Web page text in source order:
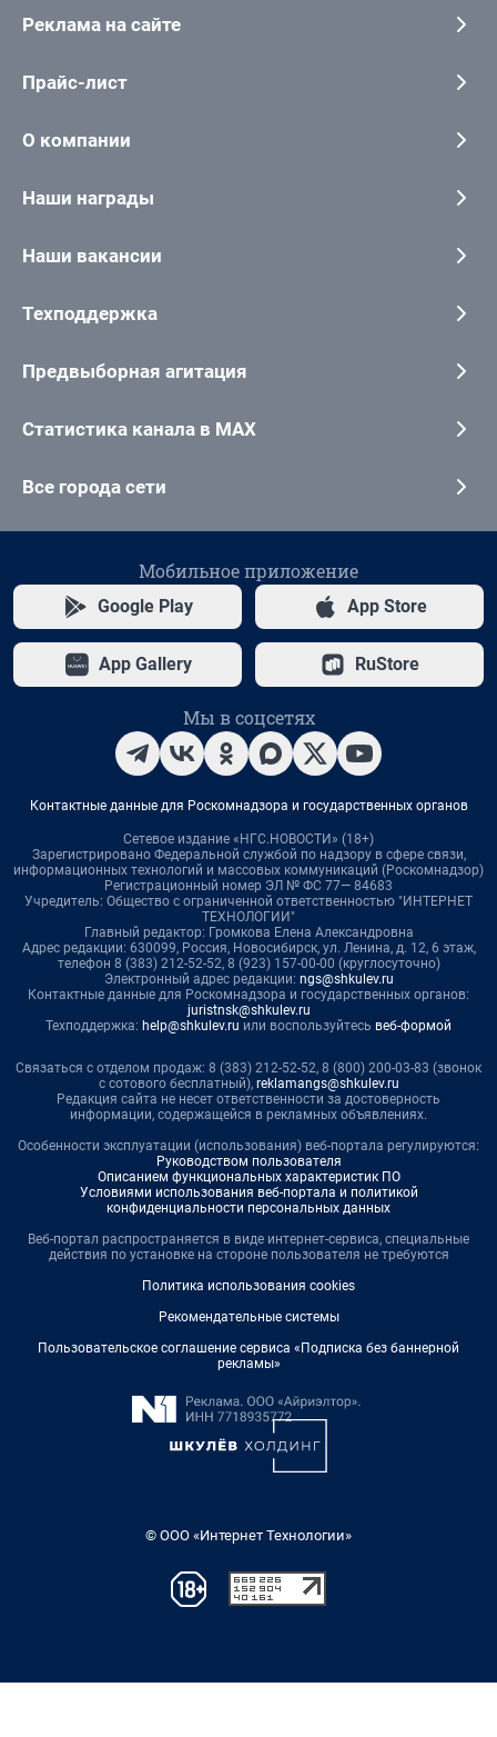
Реклама на сайте
Прайс-лист
О компании
Наши награды
Наши вакансии
Техподдержка
Предвыборная агитация
Статистика канала в MAX
Все города сети
Мобильное приложение
Google Play App Store
App Gallery RuStore
Мы в соцсетях
Контактные данные для Роскомнадзора и государственных органов
Сетевое издание «НГС.НОВОСТИ» (18+)
Зарегистрировано Федеральной службой по надзору в сфере связи,
информационных технологий и массовых коммуникаций (Роскомнадзор)
Регистрационный номер ЭЛ № ФС 77— 84683
Учредитель: Общество с ограниченной ответственностью "ИНТЕРНЕТ
ТЕХНОЛОГИИ"
Главный редактор: Громкова Елена Александровна
Адрес редакции: 630099, Россия, Новосибирск, ул. Ленина, д. 12, 6 этаж,
телефон 8 (383) 212-52-52, 8 (923) 157-00-00 (круглосуточно)
Электронный адрес редакции: ngs@shkulev.ru
Контактные данные для Роскомнадзора и государственных органов:
juristnsk@shkulev.ru
Техподдержка: help@shkulev.ru или воспользуйтесь веб-формой
Связаться с отделом продаж: 8 (383) 212-52-52, 8 (800) 200-03-83 (звонок
с сотового бесплатный), reklamangs@shkulev.ru
Редакция сайта не несет ответственности за достоверность
информации, содержащейся в рекламных объявлениях.
Особенности эксплуатации (использования) веб-портала регулируются:
Руководством пользователя
Описанием функциональных характеристик ПО
Условиями использования веб-портала и политикой
конфиденциальности персональных данных
Веб-портал распространяется в виде интернет-сервиса, специальные
действия по установке на стороне пользователя не требуются
Политика использования cookies
Рекомендательные системы
Пользовательское соглашение сервиса «Подписка без баннерной
рекламы»
© ООО «Интернет Технологии»